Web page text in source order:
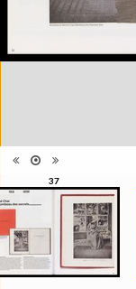
37
l'artiste, du
Type de
pages
Format
Ensemble
Collection
ISBN 22350438